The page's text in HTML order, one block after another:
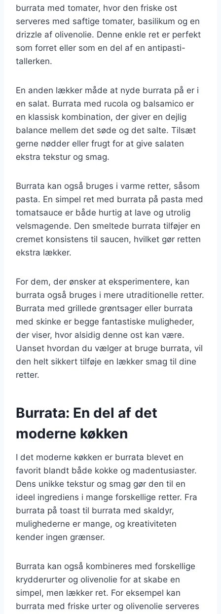
burrata med tomater, hvor den friske ost
serveres med saftige tomater, basilikum og en
drizzle af olivenolie. Denne enkle ret er perfekt
som forret eller som en del af en antipasti-
tallerken.
En anden lækker måde at nyde burrata på er i
en salat. Burrata med rucola og balsamico er
en klassisk kombination, der giver en dejlig
balance mellem det søde og det salte. Tilsæt
gerne nødder eller frugt for at give salaten
ekstra tekstur og smag.
Burrata kan også bruges i varme retter, såsom
pasta. En simpel ret med burrata på pasta med
tomatsauce er både hurtig at lave og utrolig
velsmagende. Den smeltede burrata tilføjer en
cremet konsistens til saucen, hvilket gør retten
ekstra lækker.
For dem, der ønsker at eksperimentere, kan
burrata også bruges i mere utraditionelle retter.
Burrata med grillede grøntsager eller burrata
med skinke er begge fantastiske muligheder,
der viser, hvor alsidig denne ost kan være.
Uanset hvordan du vælger at bruge burrata, vil
den helt sikkert tilføje en lækker smag til dine
retter.
Burrata: En del af det
moderne køkken
I det moderne køkken er burrata blevet en
favorit blandt både kokke og madentusiaster.
Dens unikke tekstur og smag gør den til en
ideel ingrediens i mange forskellige retter. Fra
burrata på toast til burrata med skaldyr,
mulighederne er mange, og kreativiteten
kender ingen grænser.
Burrata kan også kombineres med forskellige
krydderurter og olivenolie for at skabe en
simpel, men lækker ret. For eksempel kan
burrata med friske urter og olivenolie serveres